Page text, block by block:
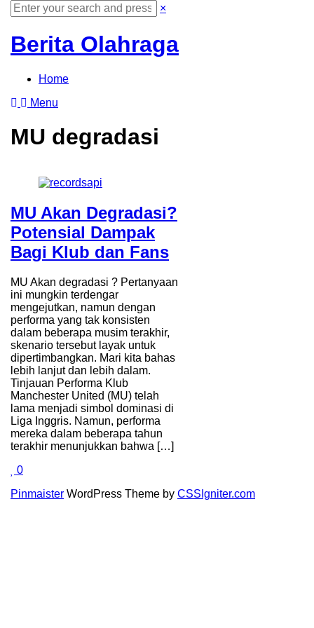
Search
for:
×
Berita Olahraga
Home
Open
box
Menu
MU degradasi
MU Akan Degradasi?
Potensial Dampak
Bagi Klub dan Fans
MU Akan degradasi ? Pertanyaan
ini mungkin terdengar
mengejutkan, namun dengan
performa yang tak konsisten
dalam beberapa musim terakhir,
skenario tersebut layak untuk
dipertimbangkan. Mari kita bahas
lebih lanjut dan lebih dalam.
Tinjauan Performa Klub
Manchester United (MU) telah
lama menjadi simbol dominasi di
Liga Inggris. Namun, performa
mereka dalam beberapa tahun
terakhir menunjukkan bahwa […]
Love
post.
0
Pinmaister WordPress Theme by CSSIgniter.com